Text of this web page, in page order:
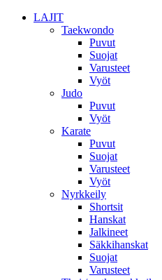
LAJIT
Taekwondo
Puvut
Suojat
Varusteet
Vyöt
Judo
Puvut
Vyöt
Karate
Puvut
Suojat
Varusteet
Vyöt
Nyrkkeily
Shortsit
Hanskat
Jalkineet
Säkkihanskat
Suojat
Varusteet